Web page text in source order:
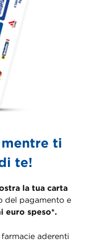
mentre ti
te!
la tua carta
del pagamento e
euro speso*.
farmacie aderenti